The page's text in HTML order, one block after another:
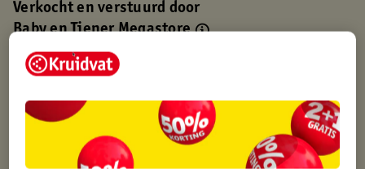
Verkocht en verstuurd door
Baby en Tiener Megastore
Binnen 1 werkdag verstuurd
Gratis retourneren via verkooppartner.
Gratis punten met je Kruidvat kaart